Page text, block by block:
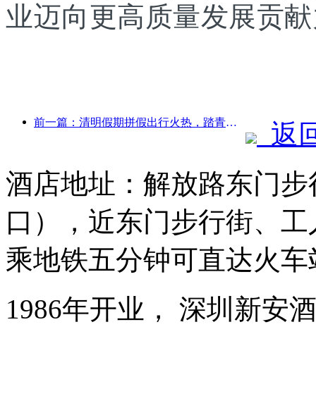
业迈向更高质量发展贡
前一篇：清明假期拼假出行火热，踏青赏花带动多城客流增长
返
酒店地址：解放路东门
口），近东门步行街、
乘地铁五分钟可直达火
1986年开业， 深圳新